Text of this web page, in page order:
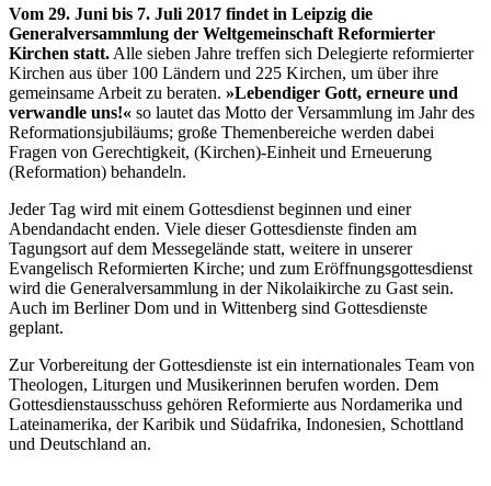
Vom 29. Juni bis 7. Juli 2017 findet in Leipzig die
Generalversammlung der Weltgemeinschaft Reformierter
Kirchen statt.Alle sieben Jahre treffen sich Delegierte reformierter
Kirchen aus über 100 Ländern und 225 Kirchen, um über ihre
gemeinsame Arbeit zu beraten. »Lebendiger Gott, erneure und
verwandle uns!« so lautet das Motto der Versammlung im Jahr des
Reformationsjubiläums; große Themenbereiche werden dabei
Fragen von Gerechtigkeit, (Kirchen)-Einheit und Erneuerung
(Reformation) behandeln.
Jeder Tag wird mit einem Gottesdienst beginnen und einer
Abendandacht enden. Viele dieser Gottesdienste finden am
Tagungsort auf dem Messegelände statt, weitere in unserer
Evangelisch Reformierten Kirche; und zum Eröffnungsgottesdienst
wird die Generalversammlung in der Nikolaikirche zu Gast sein.
Auch im Berliner Dom und in Wittenberg sind Gottesdienste
geplant.
Zur Vorbereitung der Gottesdienste ist ein internationales Team von
Theologen, Liturgen und Musikerinnen berufen worden. Dem
Gottesdienstausschuss gehören Reformierte aus Nordamerika und
Lateinamerika, der Karibik und Südafrika, Indonesien, Schottland
und Deutschland an.